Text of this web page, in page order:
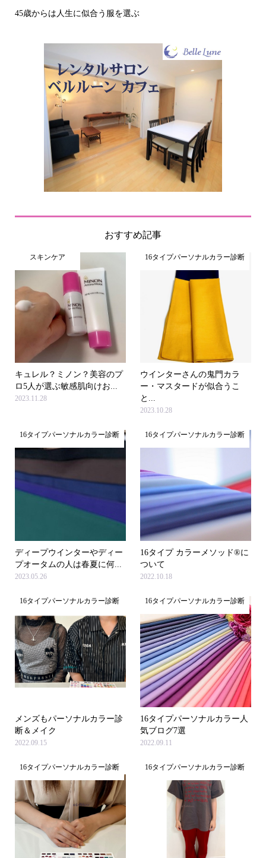
その立場で信頼される見た目にするには？〜予
おすすめ記事
スキンケア
キュレル？ミノン？美容のプ
ロ5人が選ぶ敏感肌向けお...
2023.11.28
16タイプパーソナルカラー診断
ウインターさんの鬼門カラ
ー・マスタードが似合うこ
と...
2023.10.28
16タイプパーソナルカラー診断
ディープウインターやディー
プオータムの人は春夏に何...
2023.05.26
16タイプパーソナルカラー診断
16タイプ カラーメソッド®に
ついて
2022.10.18
16タイプパーソナルカラー診断
メンズもパーソナルカラー診
断＆メイク
2022.09.15
16タイプパーソナルカラー診断
16タイプパーソナルカラー人
気ブログ7選
2022.09.11
16タイプパーソナルカラー診断 16タイプパーソナルカラー診断